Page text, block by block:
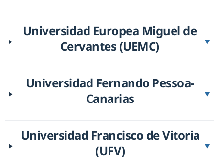
Universidad Europea Miguel de
Cervantes (UEMC)
▼
Universidad Fernando Pessoa-
Canarias
▼
Universidad Francisco de Vitoria
(UFV)
▼